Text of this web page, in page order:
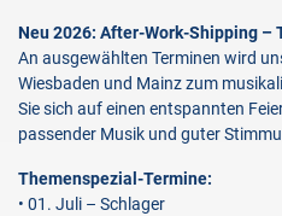
Neu 2026: After-Work-Shipping –
An ausgewählten Terminen wird
Wiesbaden und Mainz zum
Sie sich auf einen entspannten
passender Musik und guter
Themenspezial-Termine:
• 01. Juli – Schlager